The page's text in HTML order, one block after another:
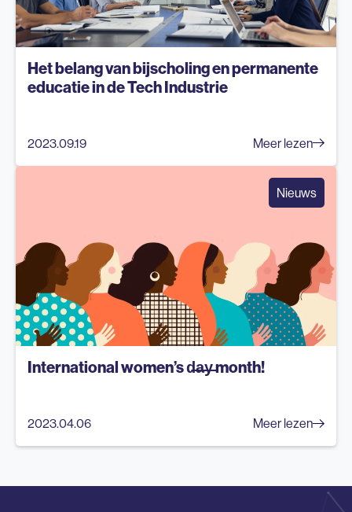
Het belang van bijscholing en permanente
educatie in de Tech Industrie
2023.09.19 Meer lezen
Nieuws
International women’s d̶a̶y̶ month!
2023.04.06 Meer lezen